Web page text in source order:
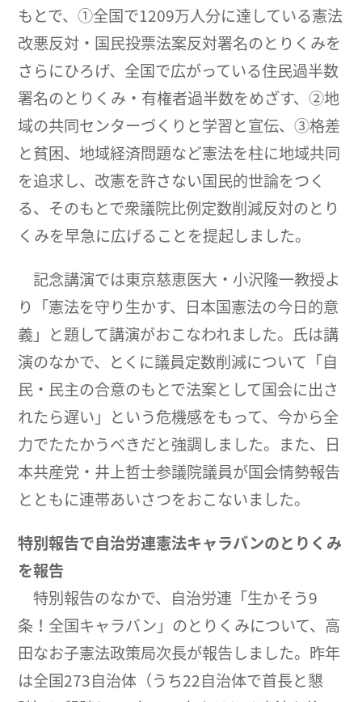
もとで、①全国で1209万人分に達している憲法
改悪反対・国民投票法案反対署名のとりくみを
さらにひろげ、全国で広がっている住民過半数
署名のとりくみ・有権者過半数をめざす、②地
域の共同センターづくりと学習と宣伝、③格差
と貧困、地域経済問題など憲法を柱に地域共同
を追求し、改憲を許さない国民的世論をつく
る、そのもとで衆議院比例定数削減反対のとり
くみを早急に広げることを提起しました。
記念講演では東京慈恵医大・小沢隆一教授よ
り「憲法を守り生かす、日本国憲法の今日的意
義」と題して講演がおこなわれました。氏は講
演のなかで、とくに議員定数削減について「自
民・民主の合意のもとで法案として国会に出さ
れたら遅い」という危機感をもって、今から全
力でたたかうべきだと強調しました。また、日
本共産党・井上哲士参議院議員が国会情勢報告
とともに連帯あいさつをおこないました。
特別報告で自治労連憲法キャラバンのとりくみ
を報告
特別報告のなかで、自治労連「生かそう9
条！全国キャラバン」のとりくみについて、高
田なお子憲法政策局次長が報告しました。昨年
は全国273自治体（うち22自治体で首長と懇